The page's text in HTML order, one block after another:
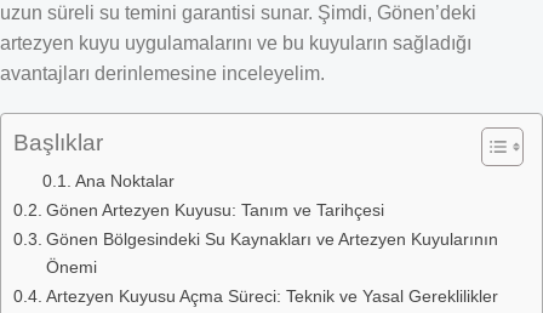
uzun süreli su temini garantisi sunar. Şimdi, Gönen’deki
artezyen kuyu uygulamalarını ve bu kuyuların sağladığı
avantajları derinlemesine inceleyelim.
Başlıklar
Ana Noktalar
Gönen Artezyen Kuyusu: Tanım ve Tarihçesi
Gönen Bölgesindeki Su Kaynakları ve Artezyen Kuyularının
Önemi
Artezyen Kuyusu Açma Süreci: Teknik ve Yasal Gereklilikler